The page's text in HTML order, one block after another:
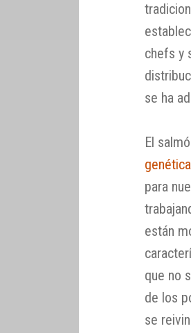
chefs y
se ha
El
para
están
que no
de los
se